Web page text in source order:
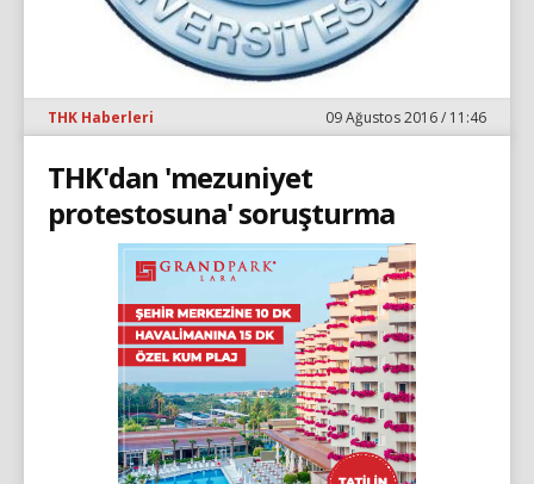
THK Haberleri 09 Ağustos 2016 / 11:46
THK'dan 'mezuniyet
protestosuna' soruşturma